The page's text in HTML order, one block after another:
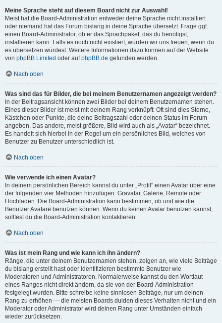
Meine Sprache steht auf diesem Board nicht zur Auswahl!
Meist hat die Board-Administration entweder deine Sprache nicht installiert
oder niemand hat das Forum bislang in deine Sprache übersetzt. Frage ggf.
einen Board-Administrator, ob er das Sprachpaket, das du benötigst,
installieren kann. Falls es noch nicht existiert, würden wir uns freuen, wenn du
es übersetzen würdest. Weitere Informationen dazu können auf der Website
von phpBB Limited oder aufphpBB.de gefunden werden.
Nach oben
Was sind das für Bilder, die bei meinem Benutzernamen angezeigt werden?
In der Beitragsansicht können zwei Bilder bei deinem Benutzernamen stehen.
Eines dieser Bilder ist meist mit deinem Rang verknüpft: Oft sind dies Sterne,
Kästchen oder Punkte, die deine Beitragszahl oder deinen Status im Forum
angeben. Das andere, meist größere, Bild wird auch als „Avatar“ bezeichnet.
Es handelt sich hierbei in der Regel um ein persönliches Bild, welches von
Benutzer zu Benutzer unterschiedlich ist.
Nach oben
Wie verwende ich einen Avatar?
In deinem persönlichen Bereich kannst du unter „Profil“ einen Avatar über eine
der folgenden vier Methoden hinzufügen: Gravatar, Galerie, Remote oder
Hochladen. Die Board-Administration kann bestimmen, ob und wie die
Benutzer Avatare benutzen können. Wenn du keinen Avatar benutzen kannst,
solltest du die Board-Administration kontaktieren.
Nach oben
Was ist mein Rang und wie kann ich ihn ändern?
Ränge, die unter deinem Benutzernamen stehen, zeigen an, wie viele Beiträge
du bislang erstellt hast oder identifizieren bestimmte Benutzer wie
Moderatoren und Administratoren. Normalerweise kannst du den Wortlaut
eines Ranges nicht direkt ändern, da sie von der Board-Administration
festgelegt wurden. Bitte schreibe keine sinnlosen Beiträge, nur um deinen
Rang zu erhöhen — die meisten Boards dulden dieses Verhalten nicht und ein
Moderator oder Administrator wird deinen Rang unter Umständen einfach
wieder zurücksetzen.